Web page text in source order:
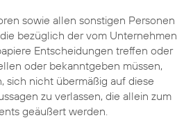
sowie allen sonstigen Personen
bezüglich der vom Unternehmen
Entscheidungen treffen oder
oder bekanntgeben müssen,
sich nicht übermäßig auf diese
zu verlassen, die allein zum
geäußert werden.